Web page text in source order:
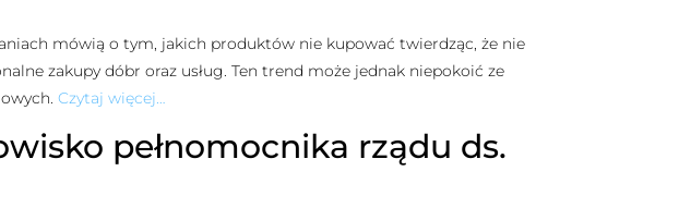
mówią o tym, jakich produktów nie kupować twierdząc, że nie
zakupy dóbr oraz usług. Ten trend może jednak niepokoić ze
Czytaj więcej…
pełnomocnika rządu ds.